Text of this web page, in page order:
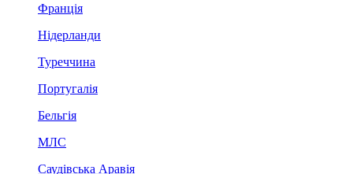
Франція
Нідерланди
Туреччина
Португалія
Бельгія
МЛС
Саудівська Аравія